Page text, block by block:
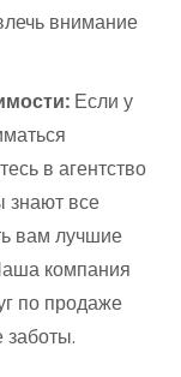
внимание
Если у
в агентство
знают все
вам лучшие
компания
по продаже
заботы.